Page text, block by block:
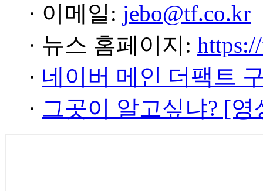
· 이메일: jebo@tf.co.kr
· 뉴스 홈페이지:
· 네이버 메인 더팩트
· 그곳이 알고싶냐? [